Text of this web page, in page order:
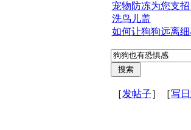
宠物防冻为您支
洗鸟儿盖
如何让狗狗远离
［发帖子］［写